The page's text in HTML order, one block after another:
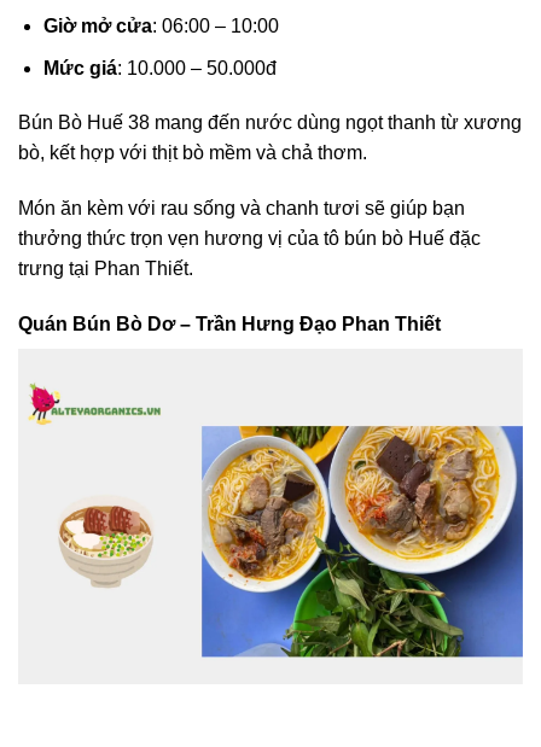
Giờ mở cửa: 06:00 – 10:00
Mức giá: 10.000 – 50.000đ
Bún Bò Huế 38 mang đến nước dùng ngọt thanh từ xương
bò, kết hợp với thịt bò mềm và chả thơm.
Món ăn kèm với rau sống và chanh tươi sẽ giúp bạn
thưởng thức trọn vẹn hương vị của tô bún bò Huế đặc
trưng tại Phan Thiết.
Quán Bún Bò Dơ – Trần Hưng Đạo Phan Thiết